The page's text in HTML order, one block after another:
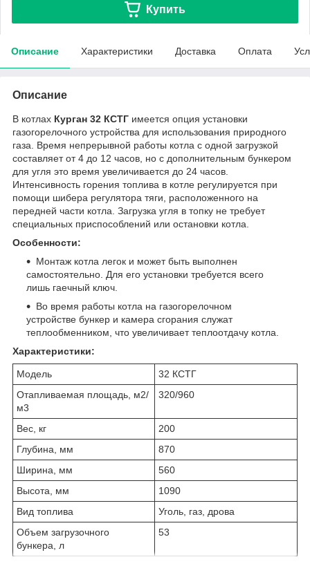
Купить
Описание Характеристики Доставка Оплата
Описание
В котлах Курган 32 КСТГ имеется опция установки
газогорелочного устройства для использования природного
газа. Время непрерывной работы котла с одной загрузкой
составляет от 4 до 12 часов, но с дополнительным бункером
для угля это время увеличивается до 24 часов.
Интенсивность горения топлива в котле регулируется при
помощи шибера регулятора тяги, расположенного на
передней части котла. Загрузка угля в топку не требует
специальных приспособлений или остановки котла.
Особенности:
Монтаж котла легок и может быть выполнен
самостоятельно. Для его установки требуется всего
лишь гаечный ключ.
Во время работы котла на газогорелочном
устройстве бункер и камера сгорания служат
теплообменником, что увеличивает теплоотдачу котла.
Характеристики:
Модель
32 КСТГ
Отапливаемая площадь, м2/
м3
320/960
Вес, кг
200
Глубина, мм
870
Ширина, мм
560
Высота, мм
1090
Вид топлива
Уголь, газ, дрова
Объем загрузочного
бункера, л
53